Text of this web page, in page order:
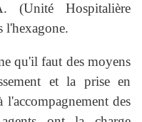
(Unité Hospitalière
l'hexagone.
faut des moyens
et la prise en
l'accompagnement des